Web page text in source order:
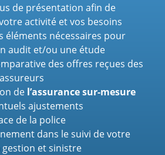
de présentation afin de
activité et vos besoins
éléments nécessaires pour
audit et/ou une étude
des offres reçues des
de l’assurance sur-mesure
ajustements
de la police
dans le suivi de votre
gestion et sinistre